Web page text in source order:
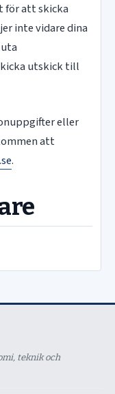
för att skicka
inte vidare dina
utskick till
eller
att
.
teknik och